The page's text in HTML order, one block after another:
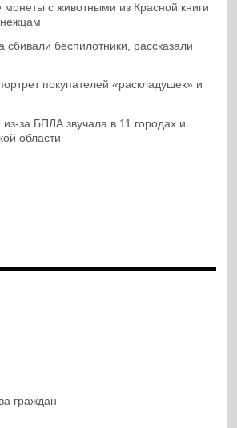
с животными из Красной книги
сбивали беспилотники, рассказали
покупателей «раскладушек» и
за БПЛА звучала в 11 городах и
области
граждан